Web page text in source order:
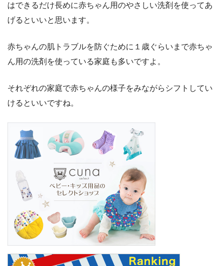
はできるだけ長めに赤ちゃん用のやさしい洗剤を使ってあ
げるといいと思います。
赤ちゃんの肌トラブルを防ぐために１歳ぐらいまで赤ちゃ
ん用の洗剤を使っている家庭も多いですよ。
それぞれの家庭で赤ちゃんの様子をみながらシフトしてい
けるといいですね。